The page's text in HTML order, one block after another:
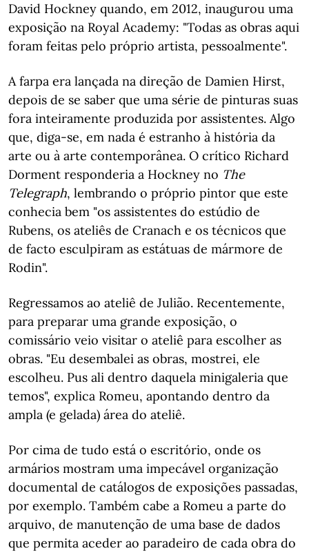
David Hockney quando, em 2012, inaugurou uma
exposição na Royal Academy: "Todas as obras aqui
foram feitas pelo próprio artista, pessoalmente".
A farpa era lançada na direção de Damien Hirst,
depois de se saber que uma série de pinturas suas
fora inteiramente produzida por assistentes. Algo
que, diga-se, em nada é estranho à história da
arte ou à arte contemporânea. O crítico Richard
Dorment responderia a Hockney no The
Telegraph, lembrando o próprio pintor que este
conhecia bem "os assistentes do estúdio de
Rubens, os ateliês de Cranach e os técnicos que
de facto esculpiram as estátuas de mármore de
Rodin".
Regressamos ao ateliê de Julião. Recentemente,
para preparar uma grande exposição, o
comissário veio visitar o ateliê para escolher as
obras. "Eu desembalei as obras, mostrei, ele
escolheu. Pus ali dentro daquela minigaleria que
temos", explica Romeu, apontando dentro da
ampla (e gelada) área do ateliê.
Por cima de tudo está o escritório, onde os
armários mostram uma impecável organização
documental de catálogos de exposições passadas,
por exemplo. Também cabe a Romeu a parte do
arquivo, de manutenção de uma base de dados
que permita aceder ao paradeiro de cada obra do